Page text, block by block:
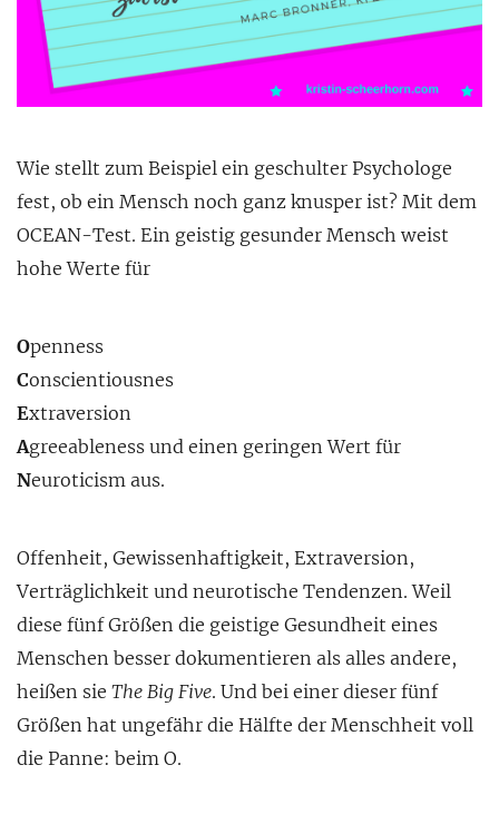
Wie stellt zum Beispiel ein geschulter Psychologe
fest, ob ein Mensch noch ganz knusper ist? Mit dem
OCEAN-Test. Ein geistig gesunder Mensch weist
hohe Werte für
Openness
Conscientiousnes
Extraversion
Agreeableness und einen geringen Wert für
Neuroticism aus.
Offenheit, Gewissenhaftigkeit, Extraversion,
Verträglichkeit und neurotische Tendenzen. Weil
diese fünf Größen die geistige Gesundheit eines
Menschen besser dokumentieren als alles andere,
heißen sie The Big Five. Und bei einer dieser fünf
Größen hat ungefähr die Hälfte der Menschheit voll
die Panne: beim O.